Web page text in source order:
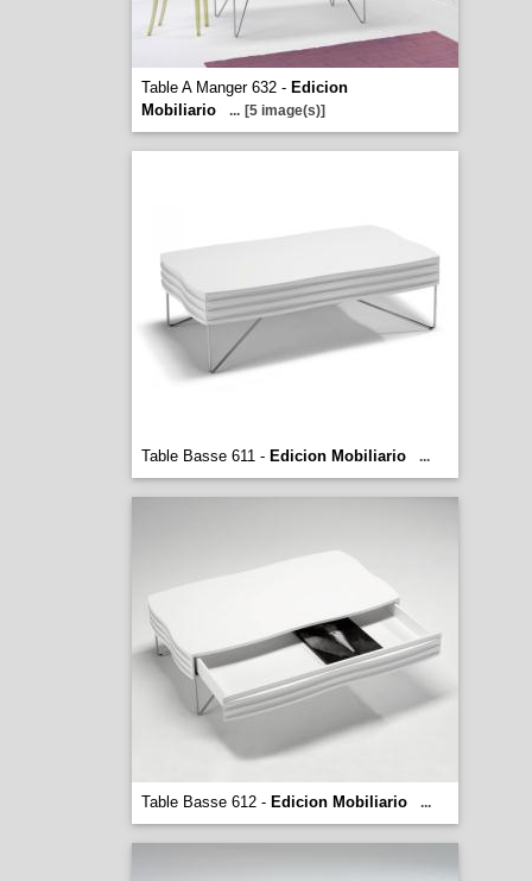
Table A Manger 632 - Edicion
Mobiliario
... [5 image(s)]
Table Basse 611 - Edicion Mobiliario ...
Table Basse 612 - Edicion Mobiliario ...